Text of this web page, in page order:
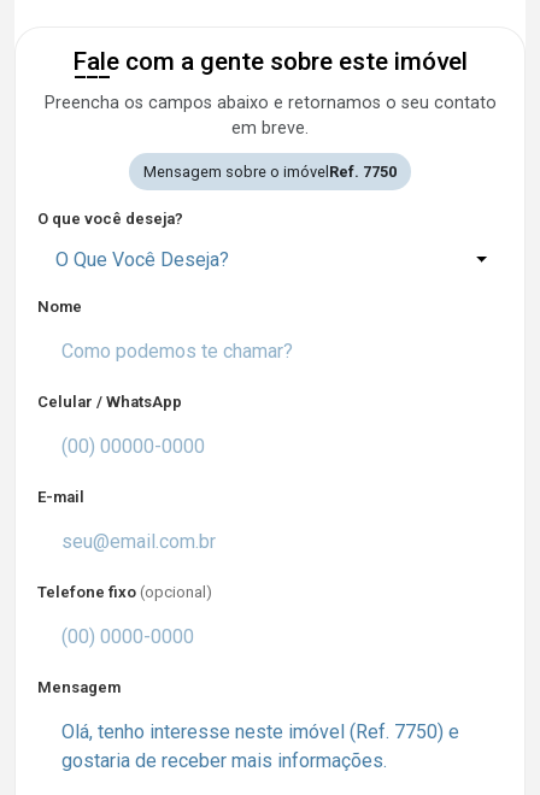
Fale com a gente sobre este imóvel
Preencha os campos abaixo e retornamos o seu contato
em breve.
Mensagem sobre o imóvelRef. 7750
O que você deseja?
O Que Você Deseja?
Nome
Celular / WhatsApp
E-mail
Telefone fixo (opcional)
Mensagem